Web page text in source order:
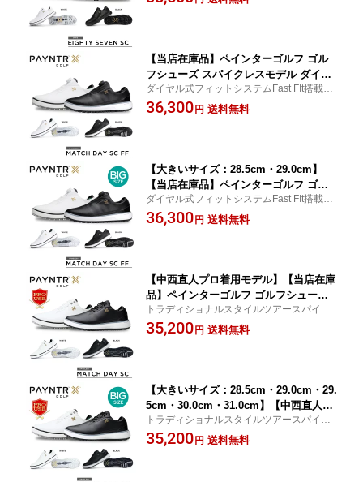
【当店在庫品】ペインターゴルフ ゴル
フシューズ スパイクレスモデル ダイヤ
ル式 40039 Match Day 〈PAYNTR GOL
F 〉SPEED CLASSIC
ダイヤル式フィットシステムFast FIt搭載の
トラディショナルスタイルツアースパイク
レス
36,300 円 送料無料
【大きいサイズ：28.5cm・29.0cm】
【当店在庫品】ペインターゴルフ ゴル
フシューズ スパイクレスモデル ダイヤ
ル式 40039 Match Day 〈PAYNTR GOL
ダイヤル式フィットシステムFast FIt搭載の
トラディショナルスタイルツアースパイク
レス
36,300 円 送料無料
【中西直人プロ着用モデル】【当店在庫
品】ペインターゴルフ ゴルフシューズ
スパイクレスモデル レースタイプ 靴紐
タイプ 40042 Match Day 〈PAYNTR G
トラディショナルスタイルツアースパイク
レスモデル
35,200 円 送料無料
【大きいサイズ：28.5cm・29.0cm・29.
5cm・30.0cm・31.0cm】【中西直人プ
ロ着用モデル】【当店在庫品】ペインタ
ーゴルフ ゴルフシューズ スパイクレス
トラディショナルスタイルツアースパイク
レスモデル
35,200 円 送料無料